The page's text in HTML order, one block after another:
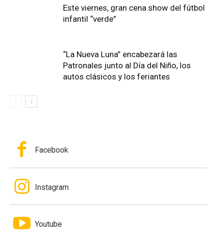
Este viernes, gran cena show del fútbol
infantil “verde”
“La Nueva Luna” encabezará las
Patronales junto al Día del Niño, los
autos clásicos y los feriantes
Facebook
Instagram
Youtube